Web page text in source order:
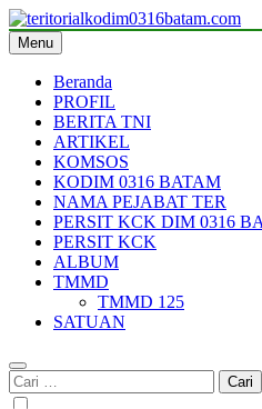
Skip
to
content
teritorialkodim0316batam.com
teritoriakkodimo0316batam
Menu
Beranda
PROFIL
BERITA TNI
ARTIKEL
KOMSOS
KODIM 0316 BATAM
NAMA PEJABAT TER
PERSIT KCK DIM 0316
PERSIT KCK
ALBUM
TMMD
TMMD 125
SATUAN
Cari
untuk: